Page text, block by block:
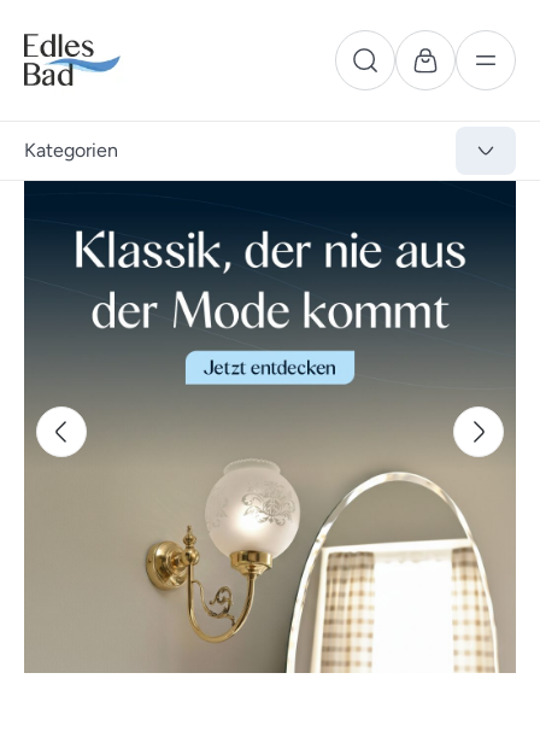
Kategorien